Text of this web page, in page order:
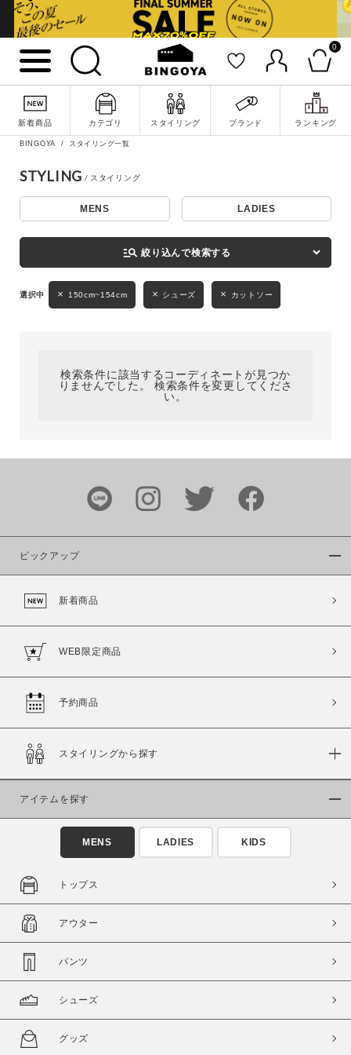
0
新着商品 カテゴリ スタイリング ブランド ランキング
詳細検索
カラー
価格
～
商品タイプ
通常商品 予約商品
在庫
在庫あり 在庫なし含む
BINGOYA スタイリング一覧
STYLING
MENS LADIES
manage_search 絞り込んで検索する
150cm~154cm シューズ カットソー
検索条件に該当するコーディネートが見つか
りませんでした。 検索条件を変更してくださ
い。
ピックアップ
新着商品
WEB限定商品
予約商品
スタイリングから探す
アイテムを探す
MENS LADIES KIDS
トップス
アウター
パンツ
シューズ
グッズ